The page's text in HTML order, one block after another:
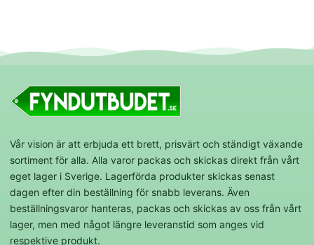
Vår vision är att erbjuda ett brett, prisvärt och ständigt växande
sortiment för alla. Alla varor packas och skickas direkt från vårt
eget lager i Sverige. Lagerförda produkter skickas senast
dagen efter din beställning för snabb leverans. Även
beställningsvaror hanteras, packas och skickas av oss från vårt
lager, men med något längre leveranstid som anges vid
respektive produkt.